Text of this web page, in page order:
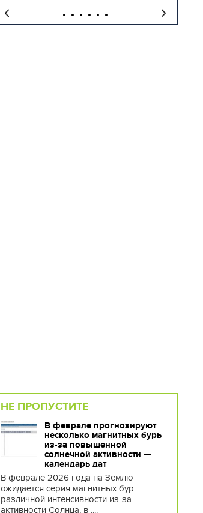
НЕ ПРОПУСТИТЕ
В феврале прогнозируют
несколько магнитных бурь
из-за повышенной
солнечной активности —
календарь дат
В феврале 2026 года на Землю
ожидается серия магнитных бур
различной интенсивности из-за
активности Солнца, в ....